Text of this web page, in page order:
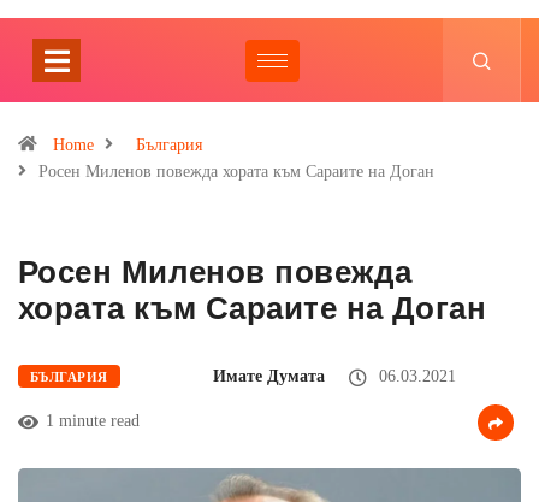
Home
България
Росен Миленов повежда хората към Сараите на Доган
Росен Миленов повежда
хората към Сараите на Доган
БЪЛГАРИЯ Имате Думата 06.03.2021
1 minute read